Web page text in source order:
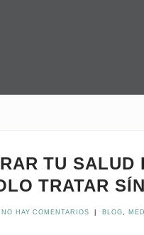
TU SALUD
TRATAR
NO HAY COMENTARIOS BLOG,